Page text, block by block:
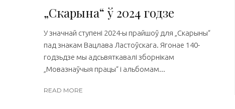
„Скарына“ ў 2024 годзе
У значнай ступені 2024-ы прайшоў для „Скарыны“
пад знакам Вацлава Ластоўскага. Ягонае 140-
годзьдзе мы адсьвяткавалі зборнікам
„Мовазнаўчыя працы“ і альбомам...
READ MORE